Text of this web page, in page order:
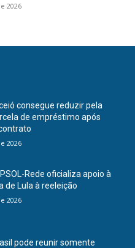
2026
consegue reduzir pela
de empréstimo após
2026
Rede oficializa apoio à
de Lula à reeleição
2026
pode reunir somente